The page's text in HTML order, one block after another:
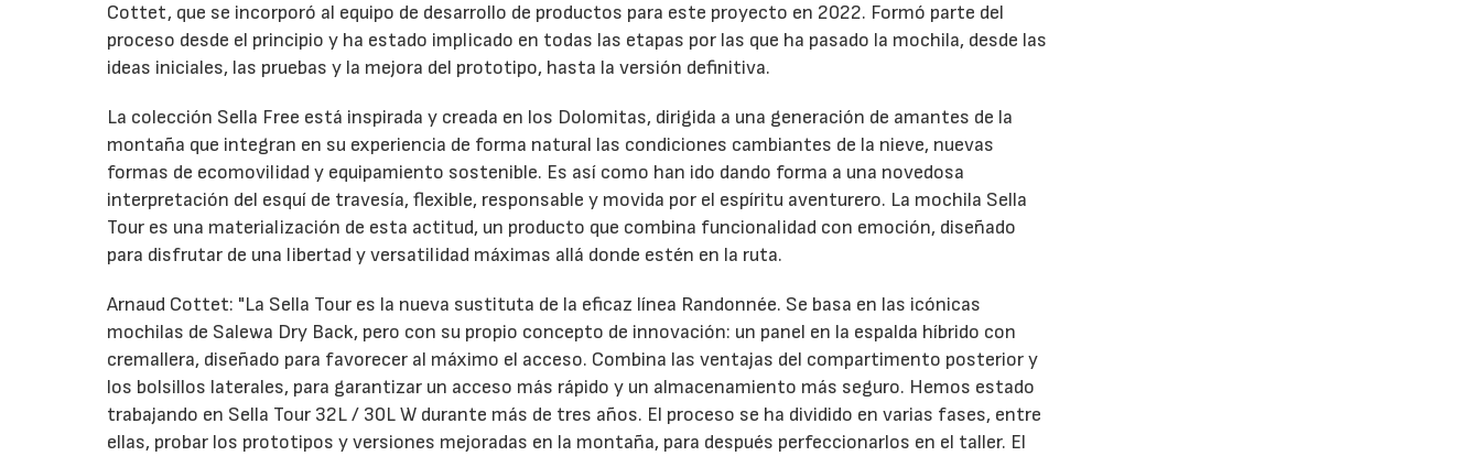
Cottet, que se incorporó al equipo de desarrollo de productos para este proyecto en 2022. Formó parte del
proceso desde el principio y ha estado implicado en todas las etapas por las que ha pasado la mochila, desde las
ideas iniciales, las pruebas y la mejora del prototipo, hasta la versión definitiva.
La colección Sella Free está inspirada y creada en los Dolomitas, dirigida a una generación de amantes de la
montaña que integran en su experiencia de forma natural las condiciones cambiantes de la nieve, nuevas
formas de ecomovilidad y equipamiento sostenible. Es así como han ido dando forma a una novedosa
interpretación del esquí de travesía, flexible, responsable y movida por el espíritu aventurero. La mochila Sella
Tour es una materialización de esta actitud, un producto que combina funcionalidad con emoción, diseñado
para disfrutar de una libertad y versatilidad máximas allá donde estén en la ruta.
Arnaud Cottet: "La Sella Tour es la nueva sustituta de la eficaz línea Randonnée. Se basa en las icónicas
mochilas de Salewa Dry Back, pero con su propio concepto de innovación: un panel en la espalda híbrido con
cremallera, diseñado para favorecer al máximo el acceso. Combina las ventajas del compartimento posterior y
los bolsillos laterales, para garantizar un acceso más rápido y un almacenamiento más seguro. Hemos estado
trabajando en Sella Tour 32L / 30L W durante más de tres años. El proceso se ha dividido en varias fases, entre
ellas, probar los prototipos y versiones mejoradas en la montaña, para después perfeccionarlos en el taller. El